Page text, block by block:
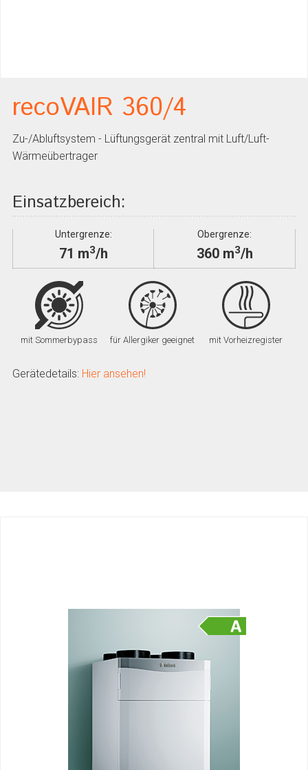
recoVAIR 360/4
Zu-/Abluftsystem - Lüftungsgerät zentral mit Luft/Luft-
Wärmeübertrager
Einsatzbereich:
Untergrenze:
71 m3/h
Obergrenze:
360 m3/h
mit Sommerbypass für Allergiker geeignet mit Vorheizregister
Gerätedetails: Hier ansehen!